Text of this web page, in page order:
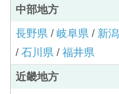
中部地方
長野県/ 岐阜県/ 新
/ 石川県/ 福井県
近畿地方